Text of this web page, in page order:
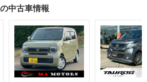
中古車情報